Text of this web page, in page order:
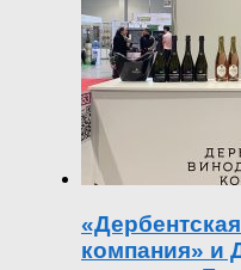
компания» и